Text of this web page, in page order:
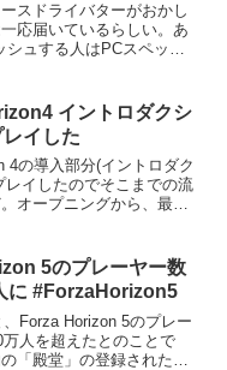
スドライバターがおかし
応届いているらしい。あ
シュする人はPCスペック
。グラボExtream+RTでプ
イントロダクシ
イした
4の導入部分(イントロダク
レイしたのでそこまでの流
オープニングから、最初
。ここまで...
5のプレーヤー数
に #ForzaHorizon5
Forza Horizon 5のプレー
万人を超えたとのことで
「殿堂」の登録されたプ